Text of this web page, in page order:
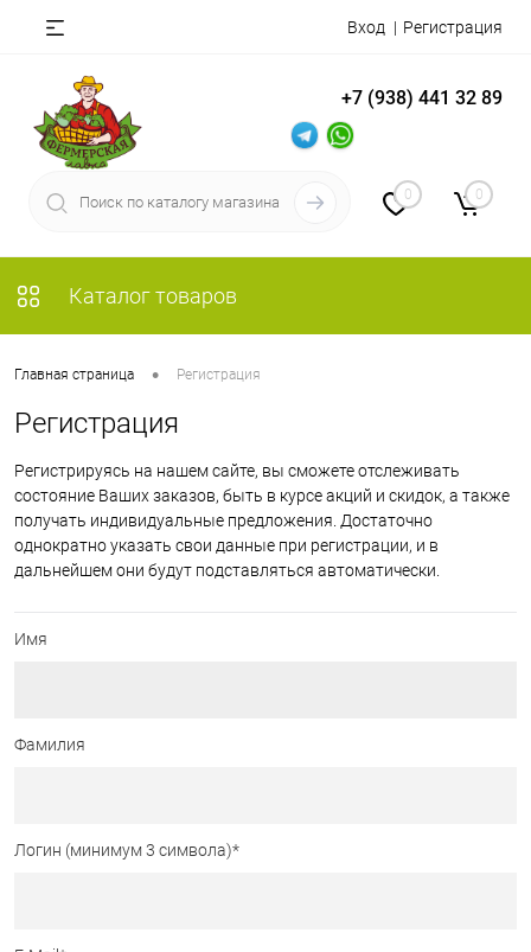
Вход Регистрация
+7 (938) 441 32 89
0 0
Каталог товаров
Главная страница • Регистрация
Регистрация
Регистрируясь на нашем сайте, вы сможете отслеживать
состояние Ваших заказов, быть в курсе акций и скидок, а также
получать индивидуальные предложения. Достаточно
однократно указать свои данные при регистрации, и в
дальнейшем они будут подставляться автоматически.
Имя
Фамилия
Логин (минимум 3 символа)*